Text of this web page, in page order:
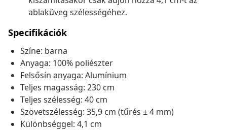
ablaküveg szélességéhez.
Specifikációk
Színe: barna
Anyaga: 100% poliészter
Felsősín anyaga: Alumínium
Teljes magasság: 230 cm
Teljes szélesség: 40 cm
Szövetszélesség: 35,9 cm (tűrés ± 4 mm)
Különbséggel: 4,1 cm